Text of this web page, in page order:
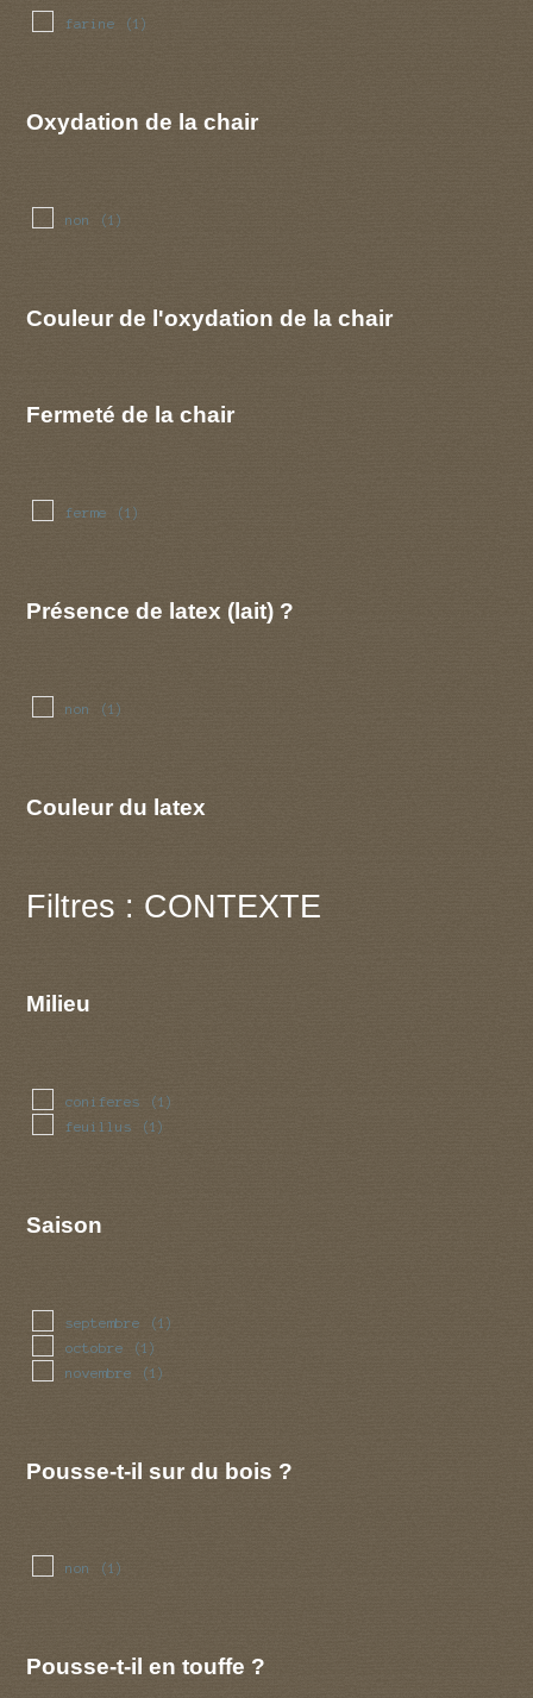
farine (1)
Oxydation de la chair
non (1)
Couleur de l'oxydation de la chair
Fermeté de la chair
ferme (1)
Présence de latex (lait) ?
non (1)
Couleur du latex
Filtres : CONTEXTE
Milieu
coniferes (1)
feuillus (1)
Saison
septembre (1)
octobre (1)
novembre (1)
Pousse-t-il sur du bois ?
non (1)
Pousse-t-il en touffe ?